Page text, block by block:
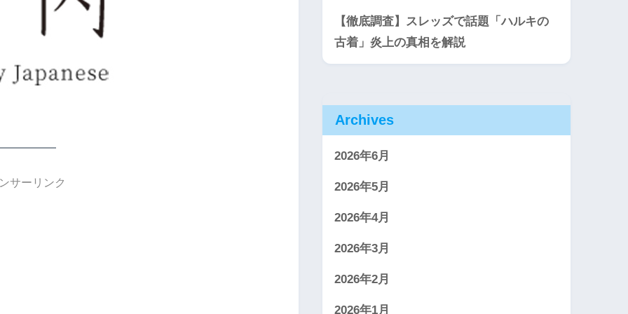
サーリンク
【徹底調査】スレッズで話題「ハルキの
古着」炎上の真相を解説
Archives
2026年6月
2026年5月
2026年4月
2026年3月
2026年2月
2026年1月